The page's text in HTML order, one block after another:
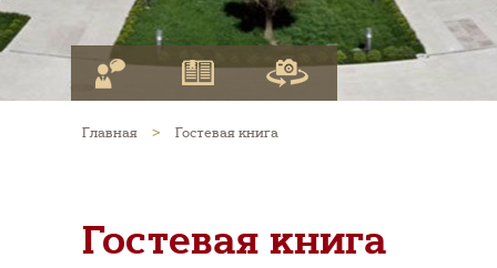
Главная > Гостевая книга
Гостевая книга